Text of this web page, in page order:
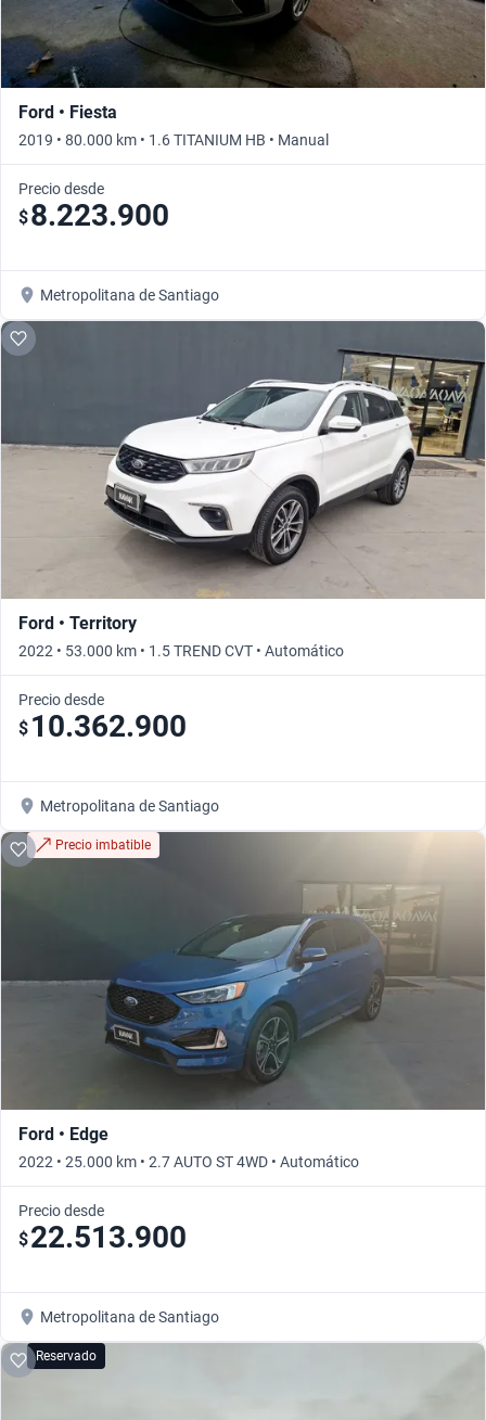
Ford • Fiesta
2019 • 80.000 km • 1.6 TITANIUM HB • Manual
Precio desde
$8.223.900
Metropolitana de Santiago
Ford • Territory
2022 • 53.000 km • 1.5 TREND CVT • Automático
Precio desde
$ 10.362.900
Metropolitana de Santiago
Precio imbatible
Ford • Edge
2022 • 25.000 km • 2.7 AUTO ST 4WD • Automático
Precio desde
$22.513.900
Metropolitana de Santiago
Reservado